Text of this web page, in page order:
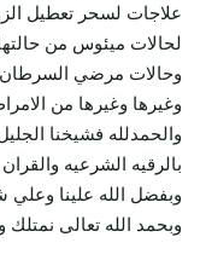
علاجات لسحر تعطيل
لحالات ميئوس من
وحالات مرضي
وغيرها وغيرها من
والحمدلله فشيخنا
بالرقيه الشرعيه والقران
وبفضل الله علينا وعلي
وبحمد الله تعالى نمتلك